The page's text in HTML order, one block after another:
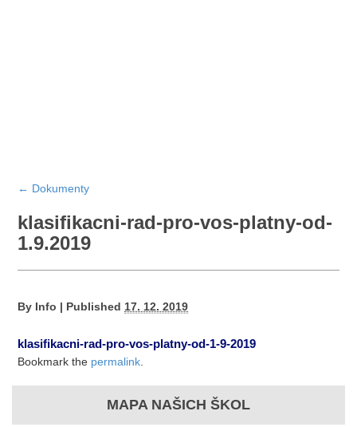
← Dokumenty
klasifikacni-rad-pro-vos-platny-od-
1.9.2019
By Info | Published 17. 12. 2019
klasifikacni-rad-pro-vos-platny-od-1-9-2019
Bookmark the permalink
MAPA NAŠICH ŠKOL